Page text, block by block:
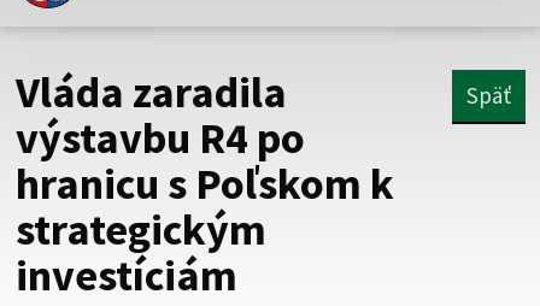
Toto je oficiálna webová stránka Prešovského
Táto stránka je zabezpečená
Buďte pozorní a vždy sa uistite, že zdieľate informácie iba
cez zabezpečenú webovú stránku. Zabezpečená stránka
vždy začína https:// pred názvom domény webového sídla.
Vláda zaradila
výstavbu R4 po
hranicu s Poľskom k
strategickým
investíciám
Späť